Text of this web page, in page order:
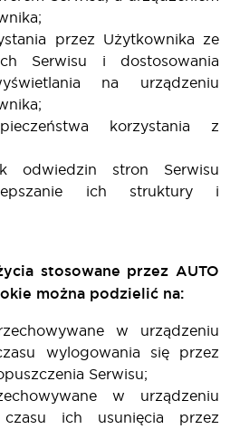
przez Użytkownika ze
Serwisu i dostosowania
na urządzeniu
korzystania z
odwiedzin stron Serwisu
ich struktury i
stosowane przez AUTO
można podzielić na:
w urządzeniu
wylogowania się przez
Serwisu;
w urządzeniu
ich usunięcia przez